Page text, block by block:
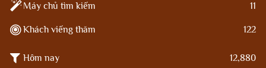
Máy chủ tìm kiếm 11
Khách viếng thăm 122
Hôm nay 12,880